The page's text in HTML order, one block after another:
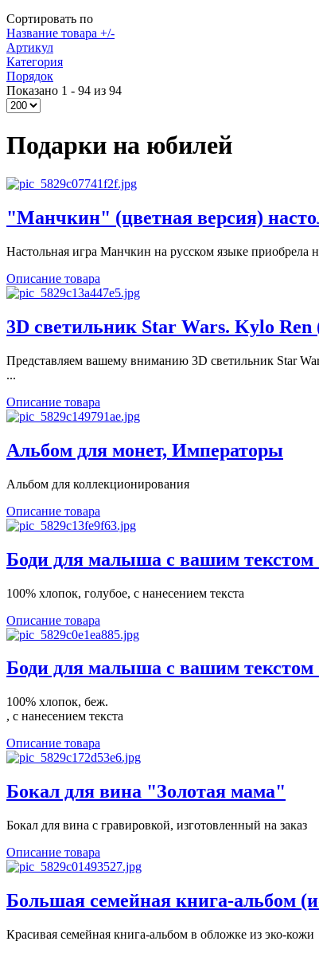
Сортировать по
Название товара +/-
Артикул
Категория
Порядок
Показано 1 - 94 из 94
Подарки на юбилей
"Манчкин" (цветная версия)
Настольная игра Манчкин на русском языке приобрела
Описание товара
3D светильник Star Wars. Kylo
Представляем вашему вниманию 3D светильник Star
...
Описание товара
Альбом для монет, Императоры
Альбом для коллекционирования
Описание товара
Боди для малыша с вашим
100% хлопок, голубое, с нанесением текста
Описание товара
Боди для малыша с вашим
100% хлопок, беж.
, с нанесением текста
Описание товара
Бокал для вина "Золотая мама"
Бокал для вина с гравировкой, изготовленный на заказ
Описание товара
Большая семейная книга-альбом
Красивая семейная книга-альбом в обложке из эко-кожи